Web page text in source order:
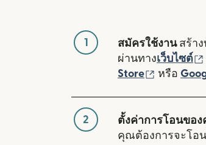
1 สมัครใช้งานสร้า
ผ่านทางเว็บไซต์
Store
(เปิดในห
หรือ
2 ตั้งค่าการโอนขอ
คุณต้องการจะโอน